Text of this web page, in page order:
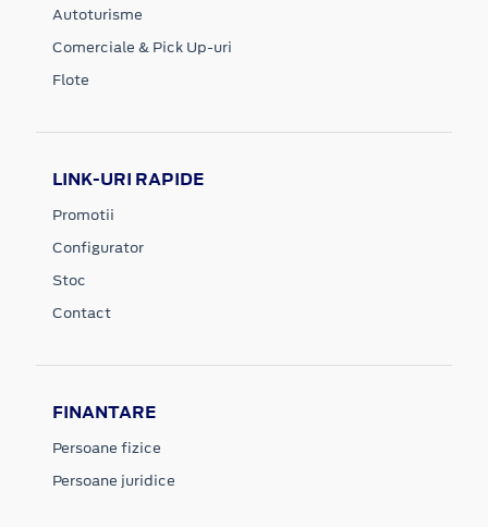
Autoturisme
Comerciale & Pick Up-uri
Flote
LINK-URI RAPIDE
Promotii
Configurator
Stoc
Contact
FINANTARE
Persoane fizice
Persoane juridice